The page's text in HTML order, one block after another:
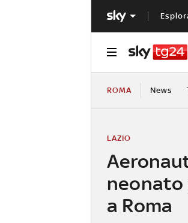
ROMA News
neonato
a Roma
LAZIO